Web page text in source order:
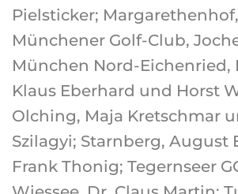
Pielsticker;
Münchener Golf-Club,
München Nord-Eichenried,
Klaus Eberhard und Horst
Olching, Maja Kretschmar
Szilagyi; Starnberg, August
Frank Thonig; Tegernseer